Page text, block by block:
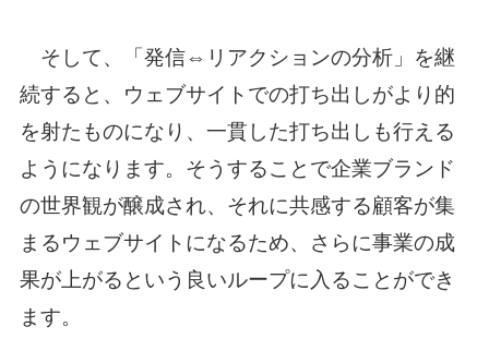
そして、「発信⇔リアクションの分析」を継
続すると、ウェブサイトでの打ち出しがより的
を射たものになり、一貫した打ち出しも行える
ようになります。そうすることで企業ブランド
の世界観が醸成され、それに共感する顧客が集
まるウェブサイトになるため、さらに事業の成
果が上がるという良いループに入ることができ
ます。